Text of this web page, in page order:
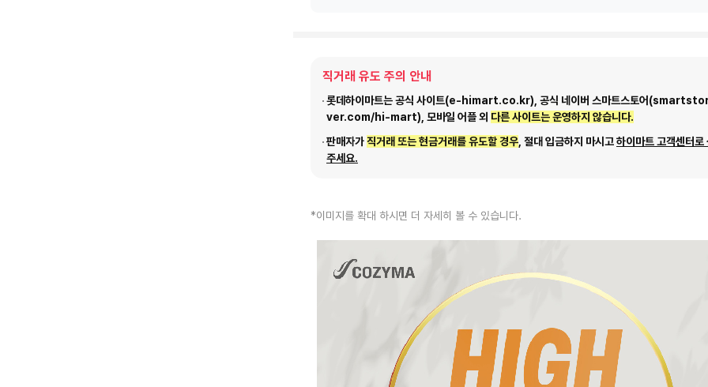
직거래 유도 주의 안내
롯데하이마트는 공식 사이트(e-himart.co.kr), 공식 네이버 스마트스토어
ver.com/hi-mart), 모바일 어플 외 다른 사이트는 운영하지 않습니다.
판매자가직거래 또는 현금거래를 유도할 경우 , 절대 입금하지 마시고하이마트 고객센터로
주세요.
*이미지를 확대 하시면 더 자세히 볼 수 있습니다.